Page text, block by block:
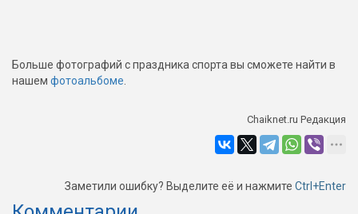
Больше фотографий с праздника спорта вы сможете найти в
нашем фотоальбоме.
Chaiknet.ru Редакция
Заметили ошибку? Выделите её и нажмите Ctrl+Enter